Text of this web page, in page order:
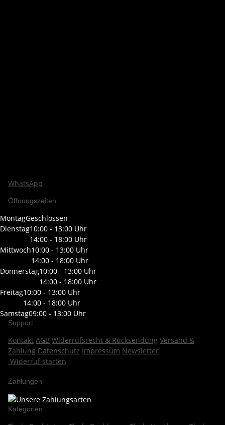
WhatsApp
Öffnungszeiten
MontagGeschlossen
Dienstag10:00 - 13:00 Uhr
14:00 - 18:00 Uhr
Mittwoch10:00 - 13:00 Uhr
14:00 - 18:00 Uhr
Donnerstag10:00 - 13:00 Uhr
14:00 - 18:00 Uhr
Freitag10:00 - 13:00 Uhr
14:00 - 18:00 Uhr
Samstag09:00 - 13:00 Uhr
Support
Kontakt AGB Widerrufsrecht & Rücksendung Versand &
Zahlung Datenschutz Impressum Newsletter
Widerruf starten
Zahlungen
Kategorien